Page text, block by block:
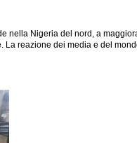
nella Nigeria del nord, a
La reazione dei media e del